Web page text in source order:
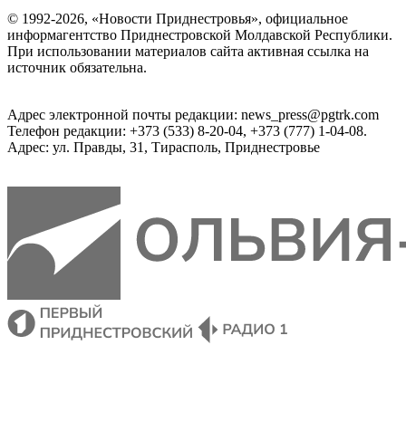
© 1992-2026, «Новости Приднестровья», официальное
информагентство Приднестровской Молдавской Республики.
При использовании материалов сайта активная ссылка на
источник обязательна.
Адрес электронной почты редакции: news_press@pgtrk.com
Телефон редакции: +373 (533) 8-20-04, +373 (777) 1-04-08.
Адрес: ул. Правды, 31, Тирасполь, Приднестровье